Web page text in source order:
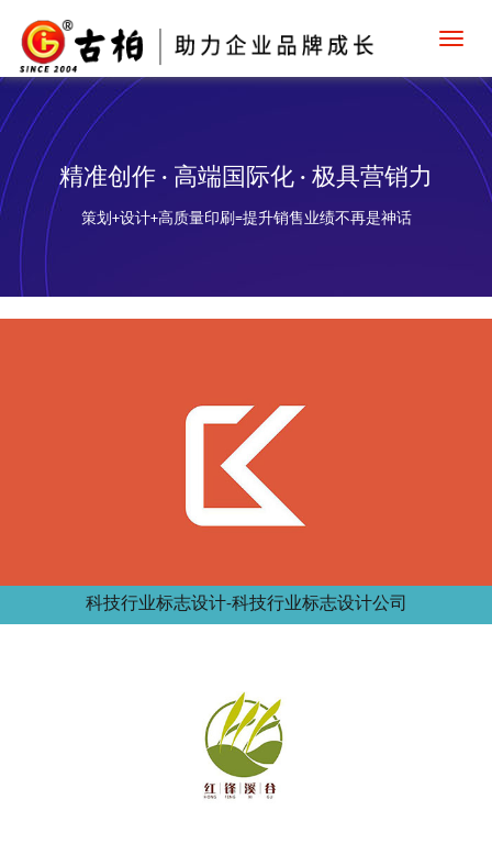
精准创作 · 高端国际化 · 极具营销力
策划+设计+高质量印刷=提升销售业绩不再是神话
科技行业标志设计-科技行业标志设计公司